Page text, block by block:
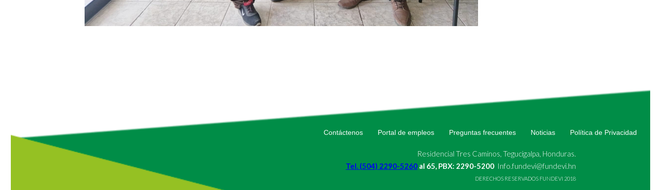
Contáctenos Portal de empleos Preguntas frecuentes Noticias Política de Privacidad
Residencial Tres Caminos, Tegucigalpa, Honduras.
Tel. (504) 2290-5260 al 65, PBX: 2290-5200 Info.fundevi@fundevi.hn
DERECHOS RESERVADOS FUNDEVI 2018